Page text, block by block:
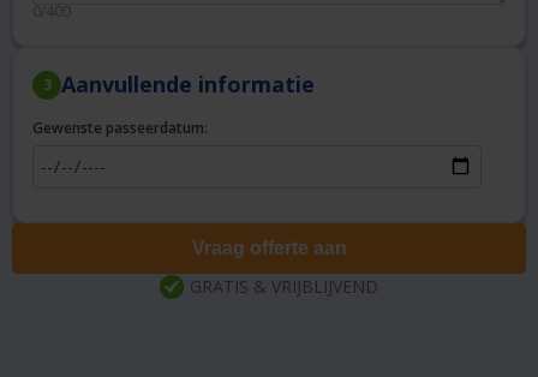
0/400
3 Aanvullende informatie
Gewenste passeerdatum:
Vraag offerte aan
GRATIS & VRIJBLIJVEND